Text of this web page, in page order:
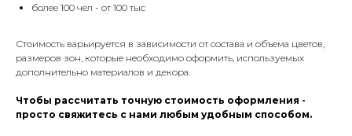
более 100 чел - от 100 тыс
Стоимость варьируется в зависимости от состава и объема цветов,
размеров зон, которые необходимо оформить, используемых
дополнительно материалов и декора.
Чтобы рассчитать точную стоимость оформления -
просто свяжитесь с нами любым удобным способом.